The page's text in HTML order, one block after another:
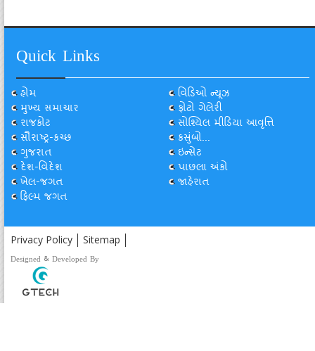
Quick Links
હોમ
મુખ્ય સમાચાર
રાજકોટ
સૌરાષ્ટ્ર-કચ્છ
ગુજરાત
દેશ-વિદેશ
ખેલ-જગત
ફિલ્મ જગત
વિડિઓ ન્યૂઝ
ફોટો ગેલેરી
સોશ્યિલ મીડિયા આવૃત્તિ
કસુંબો...
ઇન્સેટ
પાછલા અંકો
જાહેરાત
Privacy Policy Sitemap
Designed & Developed By